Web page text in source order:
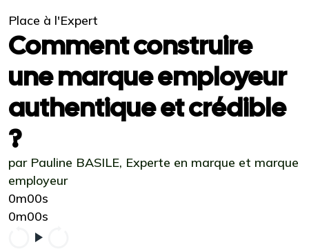
Place à l'Expert
Comment construire
une marque employeur
authentique et crédible
?
par Pauline BASILE, Experte en marque et marque
employeur
0m00s
0m00s